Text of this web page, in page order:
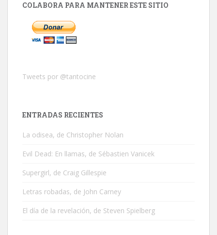
COLABORA PARA MANTENER ESTE SITIO
Tweets por @tantocine
ENTRADAS RECIENTES
La odisea, de Christopher Nolan
Evil Dead: En llamas, de Sébastien Vanicek
Supergirl, de Craig Gillespie
Letras robadas, de John Carney
El día de la revelación, de Steven Spielberg